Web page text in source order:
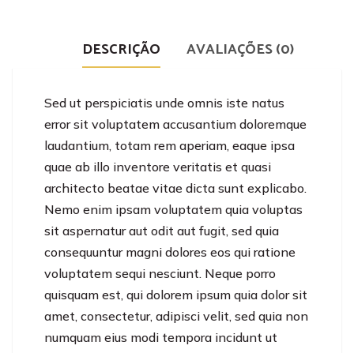
DESCRIÇÃO AVALIAÇÕES (0)
Sed ut perspiciatis unde omnis iste natus
error sit voluptatem accusantium doloremque
laudantium, totam rem aperiam, eaque ipsa
quae ab illo inventore veritatis et quasi
architecto beatae vitae dicta sunt explicabo.
Nemo enim ipsam voluptatem quia voluptas
sit aspernatur aut odit aut fugit, sed quia
consequuntur magni dolores eos qui ratione
voluptatem sequi nesciunt. Neque porro
quisquam est, qui dolorem ipsum quia dolor sit
amet, consectetur, adipisci velit, sed quia non
numquam eius modi tempora incidunt ut